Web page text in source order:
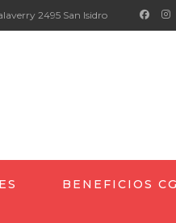
2495 San Isidro
BENEFICIOS